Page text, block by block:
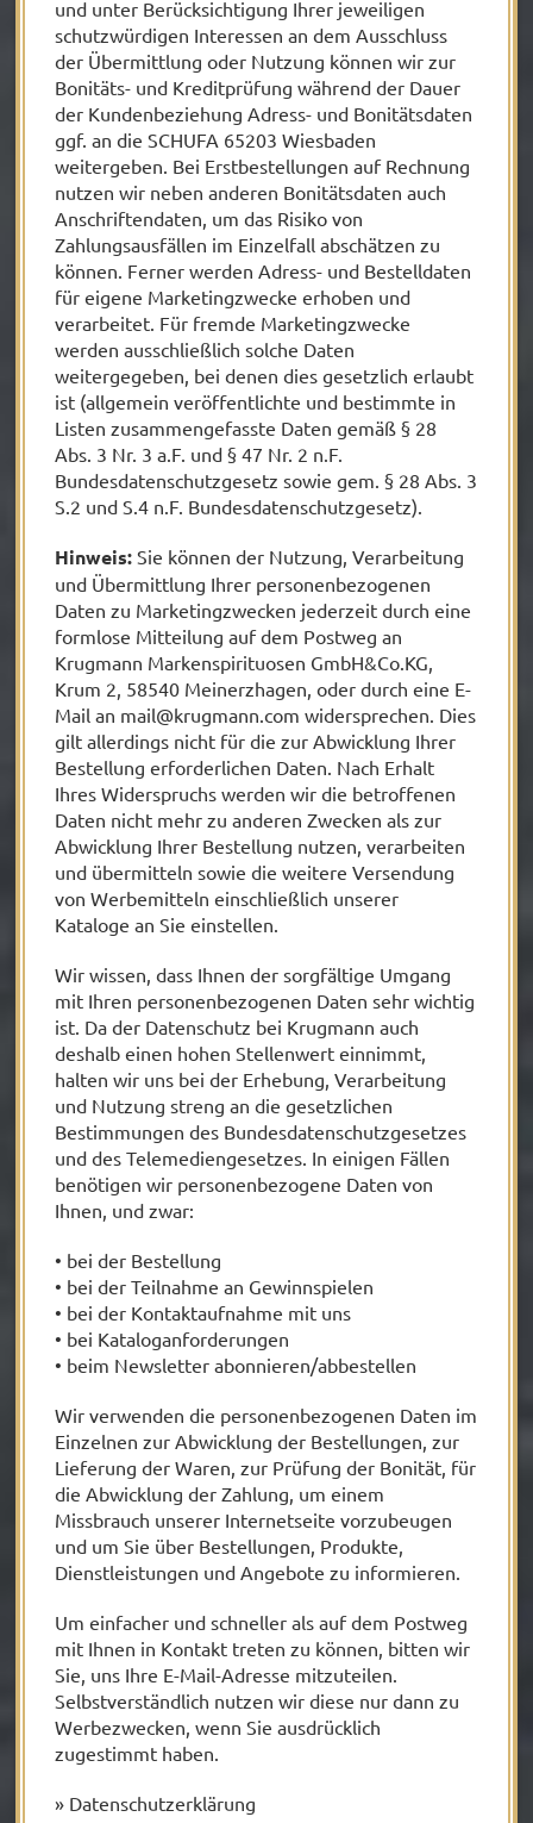
und unter Berücksichtigung Ihrer jeweiligen
schutzwürdigen Interessen an dem Ausschluss
der Übermittlung oder Nutzung können wir zur
Bonitäts- und Kreditprüfung während der Dauer
der Kundenbeziehung Adress- und Bonitätsdaten
ggf. an die SCHUFA 65203 Wiesbaden
weitergeben. Bei Erstbestellungen auf Rechnung
nutzen wir neben anderen Bonitätsdaten auch
Anschriftendaten, um das Risiko von
Zahlungsausfällen im Einzelfall abschätzen zu
können. Ferner werden Adress- und Bestelldaten
für eigene Marketingzwecke erhoben und
verarbeitet. Für fremde Marketingzwecke
werden ausschließlich solche Daten
weitergegeben, bei denen dies gesetzlich erlaubt
ist (allgemein veröffentlichte und bestimmte in
Listen zusammengefasste Daten gemäß § 28
Abs. 3 Nr. 3 a.F. und § 47 Nr. 2 n.F.
Bundesdatenschutzgesetz sowie gem. § 28 Abs. 3
S.2 und S.4 n.F. Bundesdatenschutzgesetz).
Hinweis: Sie können der Nutzung, Verarbeitung
und Übermittlung Ihrer personenbezogenen
Daten zu Marketingzwecken jederzeit durch eine
formlose Mitteilung auf dem Postweg an
Krugmann Markenspirituosen GmbH&Co.KG,
Krum 2, 58540 Meinerzhagen, oder durch eine E-
Mail an mail@krugmann.comwidersprechen. Dies
gilt allerdings nicht für die zur Abwicklung Ihrer
Bestellung erforderlichen Daten. Nach Erhalt
Ihres Widerspruchs werden wir die betroffenen
Daten nicht mehr zu anderen Zwecken als zur
Abwicklung Ihrer Bestellung nutzen, verarbeiten
und übermitteln sowie die weitere Versendung
von Werbemitteln einschließlich unserer
Kataloge an Sie einstellen.
Wir wissen, dass Ihnen der sorgfältige Umgang
mit Ihren personenbezogenen Daten sehr wichtig
ist. Da der Datenschutz bei Krugmann auch
deshalb einen hohen Stellenwert einnimmt,
halten wir uns bei der Erhebung, Verarbeitung
und Nutzung streng an die gesetzlichen
Bestimmungen des Bundesdatenschutzgesetzes
und des Telemediengesetzes. In einigen Fällen
benötigen wir personenbezogene Daten von
Ihnen, und zwar:
• bei der Bestellung
• bei der Teilnahme an Gewinnspielen
• bei der Kontaktaufnahme mit uns
• bei Kataloganforderungen
• beim Newsletter abonnieren/abbestellen
Wir verwenden die personenbezogenen Daten im
Einzelnen zur Abwicklung der Bestellungen, zur
Lieferung der Waren, zur Prüfung der Bonität, für
die Abwicklung der Zahlung, um einem
Missbrauch unserer Internetseite vorzubeugen
und um Sie über Bestellungen, Produkte,
Dienstleistungen und Angebote zu informieren.
Um einfacher und schneller als auf dem Postweg
mit Ihnen in Kontakt treten zu können, bitten wir
Sie, uns Ihre E-Mail-Adresse mitzuteilen.
Selbstverständlich nutzen wir diese nur dann zu
Werbezwecken, wenn Sie ausdrücklich
zugestimmt haben.
» Datenschutzerklärung